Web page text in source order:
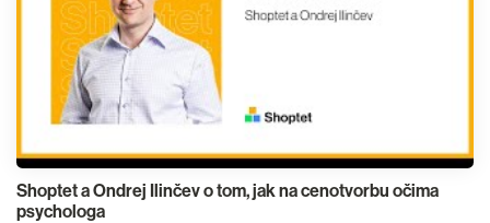
Shoptet a Ondrej Ilinčev o tom, jak na cenotvorbu očima
psychologa